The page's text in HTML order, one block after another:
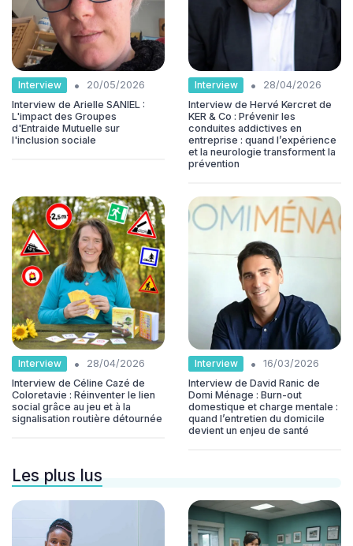
Interview •
20/05/2026
Interview de Arielle SANIEL :
L'impact des Groupes
d'Entraide Mutuelle sur
l'inclusion sociale
Interview •
28/04/2026
Interview de Hervé Kercret de
KER & Co : Prévenir les
conduites addictives en
entreprise : quand l’expérience
et la neurologie transforment la
prévention
Interview •
28/04/2026
Interview de Céline Cazé de
Coloretavie : Réinventer le lien
social grâce au jeu et à la
signalisation routière détournée
Interview •
16/03/2026
Interview de David Ranic de
Domi Ménage : Burn-out
domestique et charge mentale :
quand l’entretien du domicile
devient un enjeu de santé
Les plus lus